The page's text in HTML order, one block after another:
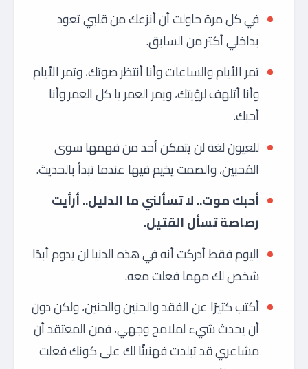
في كل مرة حاولت أن أنزعك من قلبي تعود
بداخلي أكثر من السابق.
تمر الأيام والساعات وأنا أنتظر صوتك، وتمر الأيام
وأنا أتلهف لرؤيتك، ويمر العمر يا كل العمر وأنا
أحبك.
للعيون لغة لن يتمكن أحد من فهمها سوى
المُحبين، والصمت يخيم فيها عندما تبدأ بالحديث.
أحبك موت.. لا تسألني ما الدليل.. أرأيت
رصاصة تسأل القتيل.
اليوم فقط أدركت أنه في هذه الدنيا لن يدوم أبدًا
شخص لك مهما فعلت معه.
أكتب كثيرًا عن الفقد والحنين والحنين، ولكن دون
أن يحدث شيء لملامح وجهي، فمن المعتقد أن
مشاعري قد تبلدت فهنيئًا لك على كونك فعلت